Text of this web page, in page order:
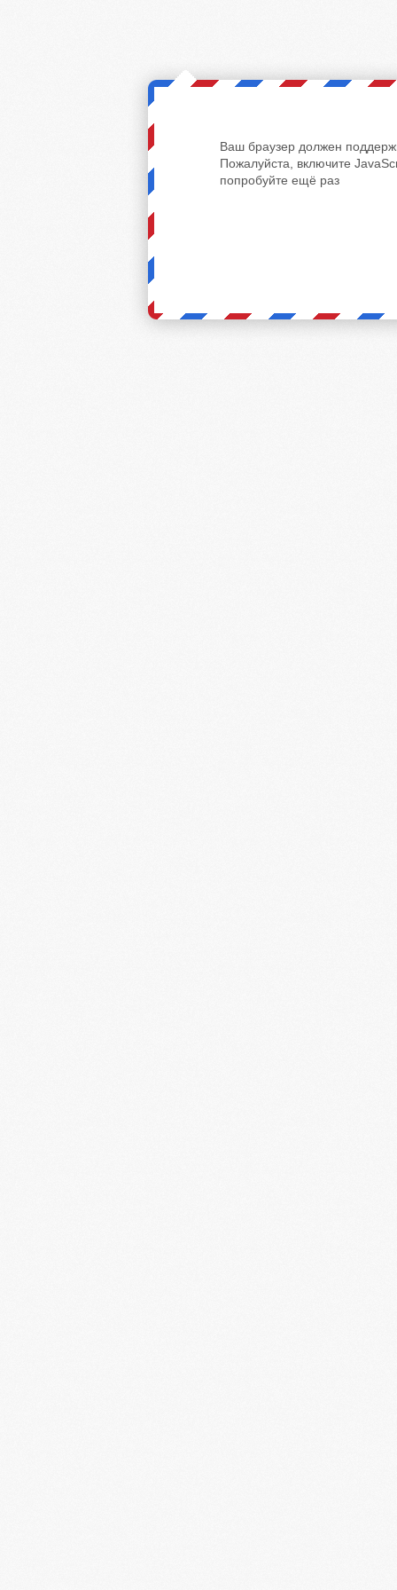
Ваш браузер должен
Пожалуйста, включите
попробуйте ещё раз